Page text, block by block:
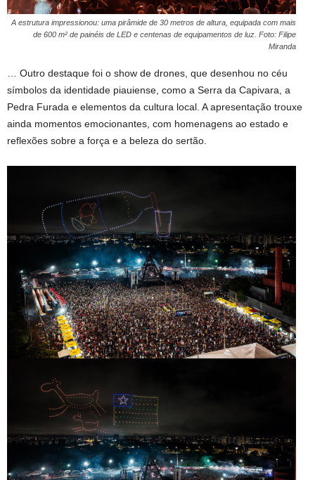
A estrutura impressionou: uma pirâmide de 30 metros de altura, equipada com mais
de 600 m² de painéis de LED e centenas de equipamentos de luz. Foto: Filipe
Miranda
… Outro destaque foi o show de drones, que desenhou no céu
símbolos da identidade piauiense, como a Serra da Capivara, a
Pedra Furada e elementos da cultura local. A apresentação trouxe
ainda momentos emocionantes, com homenagens ao estado e
reflexões sobre a força e a beleza do sertão.